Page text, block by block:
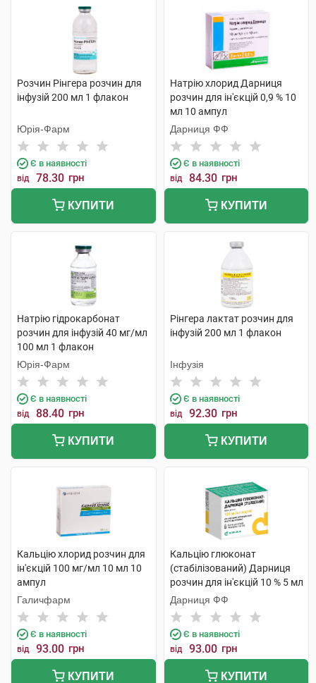
Розчин Рінгера розчин для
інфузій 200 мл 1 флакон
Юрія-Фарм
Є в наявності
від 78.30 грн
КУПИТИ
Натрію хлорид Дарниця
розчин для ін'єкцій 0,9 % 10
мл 10 ампул
Дарниця ФФ
Є в наявності
від 84.30 грн
КУПИТИ
Натрію гідрокарбонат
розчин для інфузій 40 мг/мл
100 мл 1 флакон
Юрія-Фарм
Є в наявності
від 88.40 грн
КУПИТИ
Рінгера лактат розчин для
інфузій 200 мл 1 флакон
Інфузія
Є в наявності
від 92.30 грн
КУПИТИ
Кальцію хлорид розчин для
ін'єкцій 100 мг/мл 10 мл 10
ампул
Галичфарм
Є в наявності
від 93.00 грн
КУПИТИ
Кальцію глюконат
(стабілізований) Дарниця
розчин для ін'єкцій 10 % 5 мл
10 ампул
Дарниця ФФ
Є в наявності
від 93.00 грн
КУПИТИ